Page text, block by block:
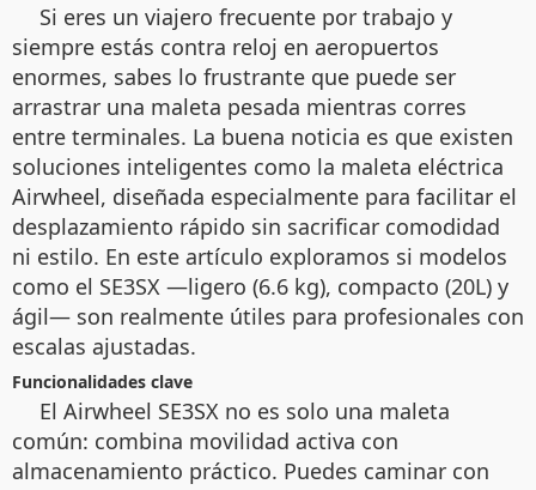
Si eres un viajero frecuente por trabajo y
siempre estás contra reloj en aeropuertos
enormes, sabes lo frustrante que puede ser
arrastrar una maleta pesada mientras corres
entre terminales. La buena noticia es que existen
soluciones inteligentes como la maleta eléctrica
Airwheel, diseñada especialmente para facilitar el
desplazamiento rápido sin sacrificar comodidad
ni estilo. En este artículo exploramos si modelos
como el SE3SX —ligero (6.6 kg), compacto (20L) y
ágil— son realmente útiles para profesionales con
escalas ajustadas.
Funcionalidades clave
El Airwheel SE3SX no es solo una maleta
común: combina movilidad activa con
almacenamiento práctico. Puedes caminar con